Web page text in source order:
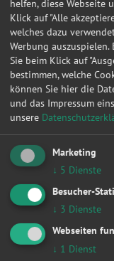
1 2 3 4
Alle
Achsvermessung
Anlasser
Auspuff
Autobatterie
Fahrwerk &
Getriebe
HU/AU Benzin
HU/AU Diesel
Inspektion
helfen, diese Webseite
Klick auf "Alle
welches dazu
Werbung
Sie beim Klick auf
bestimmen, welche
können Sie hier die
und das Impressum
unsere
Marketing
↓ 5 Dienste
Besucher-
↓ 3 Dienste
Webseiten
↓ 1 Dienst